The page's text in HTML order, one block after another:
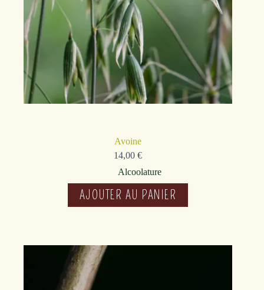
Avoine
14,00€
Alcoolature
AJOUTER AU PANIER